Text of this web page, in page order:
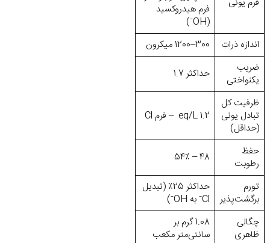
فرم هیدروکسید
(OH⁻)
اندازه ذرات
300–1200 میکرون
ضریب
یکنواختی
حداکثر 1.7
ظرفیت کل
تبادل یونی
(حداقل)
1.2 eq/L – فرم Cl
حفظ
رطوبت
48 – 54٪
تورم
برگشت‌پذیر
حداکثر 25٪ (تبدیل
Cl⁻ به OH⁻)
چگالی
ظاهری
1.08 گرم بر
سانتی‌متر مکعب